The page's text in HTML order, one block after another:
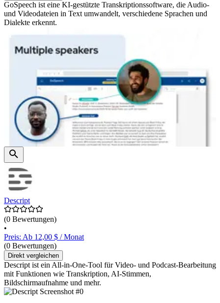
GoSpeech ist eine KI-gestützte Transkriptionssoftware, die Audio-
und Videodateien in Text umwandelt, verschiedene Sprachen und
Dialekte erkennt.
Descript
(0 Bewertungen)
•
Preis: Ab 12,00 $ / Monat
(0 Bewertungen)
Direkt vergleichen
Descript ist ein All-in-One-Tool für Video- und Podcast-Bearbeitung
mit Funktionen wie Transkription, AI-Stimmen,
Bildschirmaufnahme und mehr.